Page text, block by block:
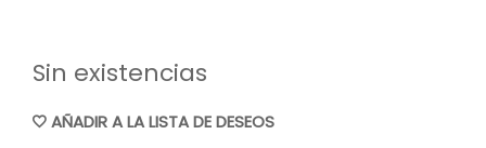
Sin existencias
AÑADIR A LA LISTA DE DESEOS